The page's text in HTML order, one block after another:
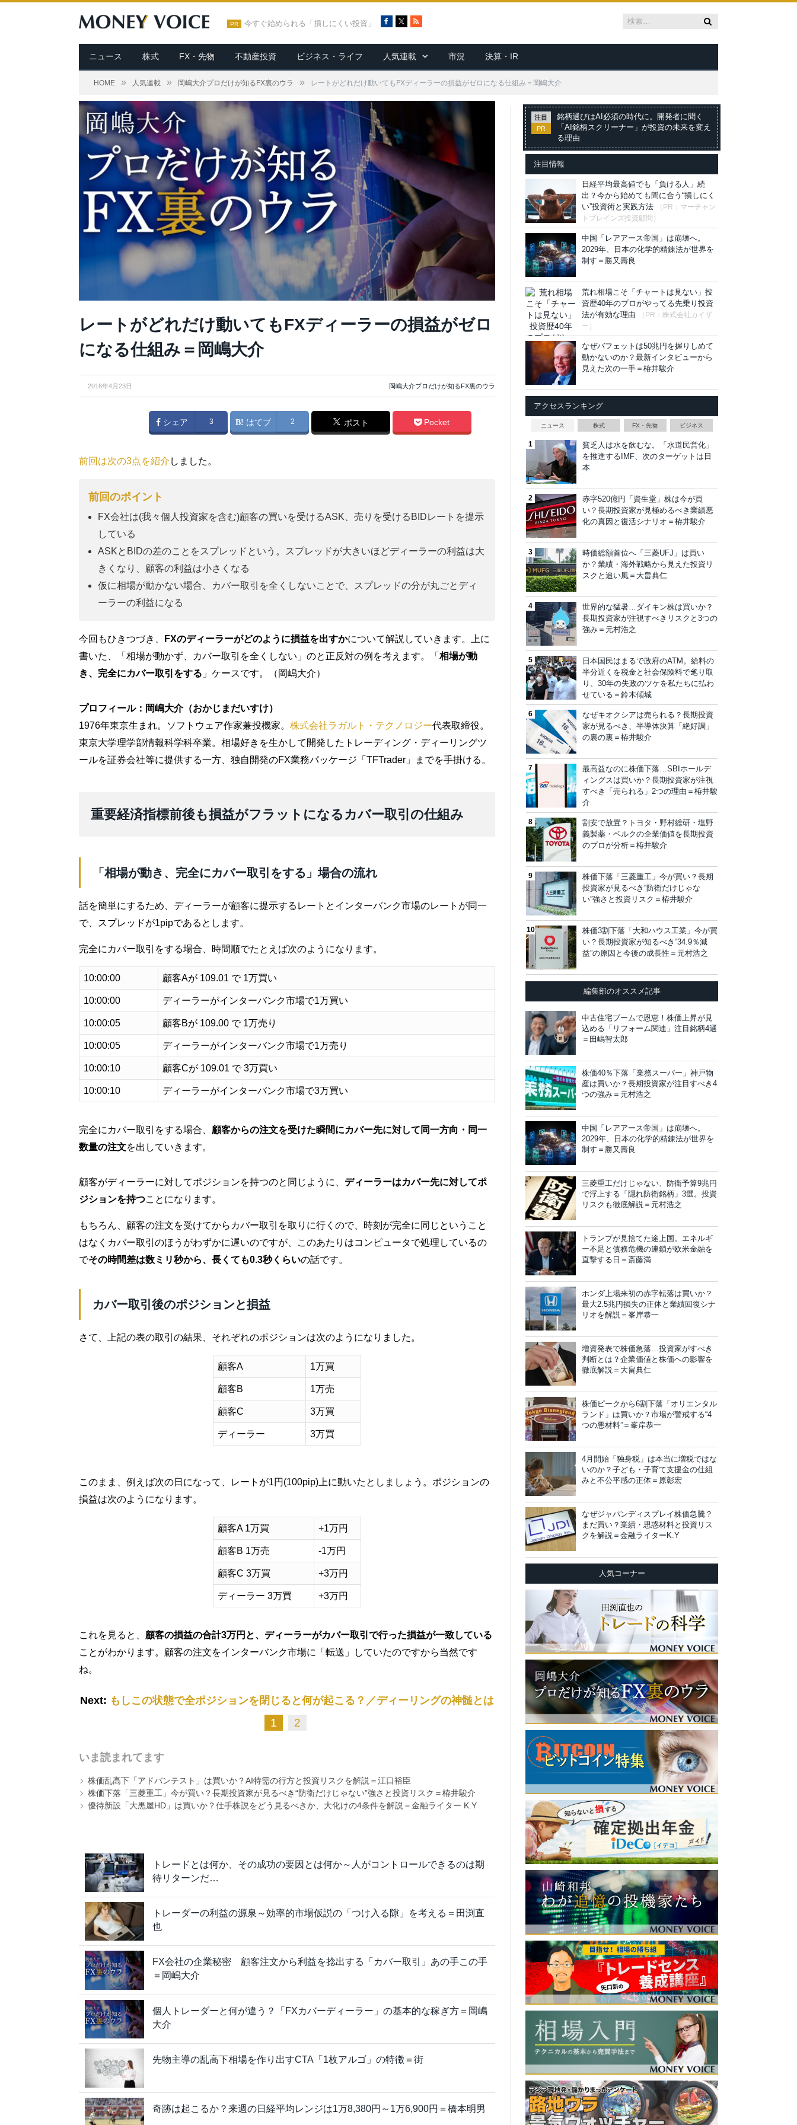
PR 今すぐ始められる「損しにくい投資」
c
e
b
o
R
S
ニュース 株式 FX・先物 不動産投資 ビジネス・ライフ 人気連載 市況 決算・IR
HOME » 人気連載 » 岡嶋大介プロだけが知るFX裏のウラ » レートがどれだけ動いてもFXディーラーの損益がゼロになる仕組み＝岡嶋大介
レートがどれだけ動いてもFXディーラーの損益がゼロ
になる仕組み＝岡嶋大介
2016年4月23日 岡嶋大介プロだけが知るFX裏のウラ
シェア 3 はてブ 2 ポスト Pocket
前回は次の3点を紹介 しました。
前回のポイント
FX会社は(我々個人投資家を含む)顧客の買いを受けるASK、売りを受けるBIDレートを提示
している
ASKとBIDの差のことをスプレッドという。スプレッドが大きいほどディーラーの利益は大
きくなり、顧客の利益は小さくなる
仮に相場が動かない場合、カバー取引を全くしないことで、スプレッドの分が丸ごとディ
ーラーの利益になる
今回もひきつづき、 FXのディーラーがどのように損益を出すかについて解説していきます。上に
書いた、「相場が動かず、カバー取引を全くしない」のと正反対の例を考えます。「 相場が動
き、完全にカバー取引をする 」ケースです。（岡嶋大介）
プロフィール：岡嶋大介（おかじまだいすけ）
1976年東京生まれ。ソフトウェア作家兼投機家。 株式会社ラガルト・テクノロジー代表取締役。
東京大学理学部情報科学科卒業。相場好きを生かして開発したトレーディング・ディーリングツ
ールを証券会社等に提供する一方、独自開発のFX業務パッケージ「TFTrader」までを手掛ける。
重要経済指標前後も損益がフラットになるカバー取引の仕組み
「相場が動き、完全にカバー取引をする」場合の流れ
話を簡単にするため、ディーラーが顧客に提示するレートとインターバンク市場のレートが同一
で、スプレッドが1pipであるとします。
完全にカバー取引をする場合、時間順でたとえば次のようになります。
10:00:00 顧客Aが 109.01 で 1万買い
10:00:00 ディーラーがインターバンク市場で1万買い
10:00:05 顧客Bが 109.00 で 1万売り
10:00:05 ディーラーがインターバンク市場で1万売り
10:00:10 顧客Cが 109.01 で 3万買い
10:00:10 ディーラーがインターバンク市場で3万買い
完全にカバー取引をする場合、 顧客からの注文を受けた瞬間にカバー先に対して同一方向・同一
数量の注文を出していきます。
顧客がディーラーに対してポジションを持つのと同じように、 ディーラーはカバー先に対してポ
ジションを持つことになります。
もちろん、顧客の注文を受けてからカバー取引を取りに行くので、時刻が完全に同じということ
はなくカバー取引のほうがわずかに遅いのですが、このあたりはコンピュータで処理しているの
でその時間差は数ミリ秒から、長くても0.3秒くらいの話です。
カバー取引後のポジションと損益
さて、上記の表の取引の結果、それぞれのポジションは次のようになりました。
顧客A 1万買
顧客B 1万売
顧客C 3万買
ディーラー 3万買
このまま、例えば次の日になって、レートが1円(100pip)上に動いたとしましょう。ポジションの
損益は次のようになります。
顧客A 1万買 +1万円
顧客B 1万売 -1万円
顧客C 3万買 +3万円
ディーラー 3万買 +3万円
これを見ると、 顧客の損益の合計3万円と、ディーラーがカバー取引で行った損益が一致している
ことがわかります。顧客の注文をインターバンク市場に「転送」していたのですから当然です
ね。
Next: もしこの状態で全ポジションを閉じると何が起こる？／ディーリングの神髄とは
1 2
いま読まれてます
株価乱高下「アドバンテスト」は買いか？AI特需の行方と投資リスクを解説＝江口裕臣
株価下落「三菱重工」今が買い？長期投資家が見るべき“防衛だけじゃない”強さと投資リスク＝栫井駿介
優待新設「大黒屋HD」は買いか？仕手株説をどう見るべきか、大化けの4条件を解説＝金融ライター K.Y
トレードとは何か、その成功の要因とは何か～人がコントロールできるのは期
待リターンだ…
トレーダーの利益の源泉～効率的市場仮説の「つけ入る隙」を考える＝田渕直
也
FX会社の企業秘密 顧客注文から利益を捻出する「カバー取引」あの手この手
＝岡嶋大介
個人トレーダーと何が違う？「FXカバーディーラー」の基本的な稼ぎ方＝岡嶋
大介
先物主導の乱高下相場を作り出すCTA「1枚アルゴ」の特徴＝街
奇跡は起こるか？来週の日経平均レンジは1万8,380円～1万6,900円＝橋本明男
注目
PR
銘柄選びはAI必須の時代に。開発者に聞く
「AI銘柄スクリーナー」が投資の未来を変え
る理由
注目情報
日経平均最高値でも「負ける人」続
出？今から始めても間に合う“損しにく
い”投資術と実践方法
（PR：マーチャン
トブレインズ投資顧問）
中国「レアアース帝国」は崩壊へ。
2029年、日本の化学的精錬法が世界を
制す＝勝又壽良
荒れ相場こそ「チャートは見ない」投
資歴40年のプロがやってる先乗り投資
法が有効な理由
（PR：株式会社カイザ
ー）
なぜバフェットは50兆円を握りしめて
動かないのか？最新インタビューから
見えた次の一手＝栫井駿介
アクセスランキング
ニュース 株式 FX・先物 ビジネス
貧乏人は水を飲むな。「水道民営化」
を推進するIMF、次のターゲットは日
本
赤字520億円「資生堂」株は今が買
い？長期投資家が見極めるべき業績悪
化の真因と復活シナリオ＝栫井駿介
時価総額首位へ「三菱UFJ」は買い
か？業績・海外戦略から見えた投資リ
スクと追い風＝大畠典仁
世界的な猛暑…ダイキン株は買いか？
長期投資家が注視すべきリスクと3つの
強み＝元村浩之
日本国民はまるで政府のATM。給料の
半分近くを税金と社会保険料で毟り取
り、30年の失政のツケを私たちに払わ
せている＝鈴木傾城
なぜキオクシアは売られる？長期投資
家が見るべき、半導体決算「絶好調」
の裏の裏＝栫井駿介
最高益なのに株価下落…SBIホールデ
ィングスは買いか？長期投資家が注視
すべき「売られる」2つの理由＝栫井駿
介
割安で放置？トヨタ・野村総研・塩野
義製薬・ベルクの企業価値を長期投資
のプロが分析＝栫井駿介
株価下落「三菱重工」今が買い？長期
投資家が見るべき“防衛だけじゃな
い”強さと投資リスク＝栫井駿介
株価3割下落「大和ハウス工業」今が買
い？長期投資家が知るべき“34.9％減
益”の原因と今後の成長性＝元村浩之
編集部のオススメ記事
中古住宅ブームで恩恵！株価上昇が見
込める「リフォーム関連」注目銘柄4選
＝田嶋智太郎
株価40％下落「業務スーパー」神戸物
産は買いか？長期投資家が注目すべき4
つの強み＝元村浩之
中国「レアアース帝国」は崩壊へ。
2029年、日本の化学的精錬法が世界を
制す＝勝又壽良
三菱重工だけじゃない、防衛予算9兆円
で浮上する「隠れ防衛銘柄」3選。投資
リスクも徹底解説＝元村浩之
トランプが見捨てた途上国。エネルギ
ー不足と債務危機の連鎖が欧米金融を
直撃する日＝斎藤満
ホンダ上場来初の赤字転落は買いか？
最大2.5兆円損失の正体と業績回復シナ
リオを解説＝峯岸恭一
増資発表で株価急落…投資家がすべき
判断とは？企業価値と株価への影響を
徹底解説＝大畠典仁
株価ピークから6割下落「オリエンタル
ランド」は買いか？市場が警戒する“4
つの悪材料”＝峯岸恭一
4月開始「独身税」は本当に増税ではな
いのか？子ども・子育て支援金の仕組
みと不公平感の正体＝原彰宏
なぜジャパンディスプレイ株価急騰？
まだ買い？業績・思惑材料と投資リス
クを解説＝金融ライターK.Y
人気コーナー